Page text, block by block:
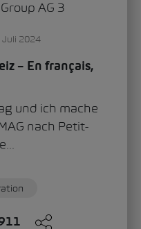
2024
– En français,
und ich mache
nach Petit-